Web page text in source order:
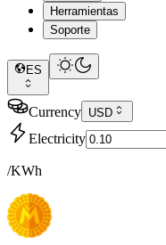
Herramientas
Soporte
ES
Currency USD
Electricity
/KWh